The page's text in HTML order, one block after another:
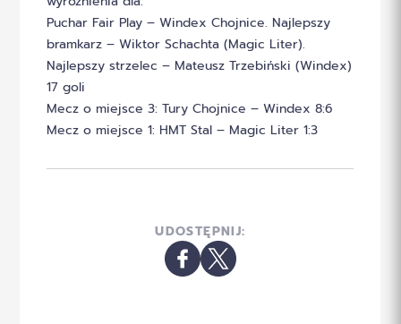
Puchar Fair Play – Windex Chojnice. Najlepszy
bramkarz – Wiktor Schachta (Magic Liter).
Najlepszy strzelec – Mateusz Trzebiński (Windex)
17 goli
Mecz o miejsce 3: Tury Chojnice – Windex 8:6
Mecz o miejsce 1: HMT Stal – Magic Liter 1:3
UDOSTĘPNIJ: